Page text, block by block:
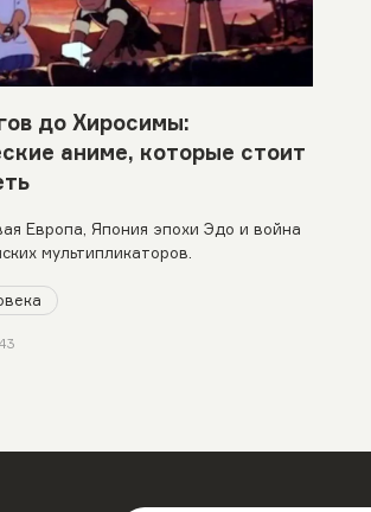
до Хиросимы:
аниме, которые стоит
Европа, Япония эпохи Эдо и война
мультипликаторов.